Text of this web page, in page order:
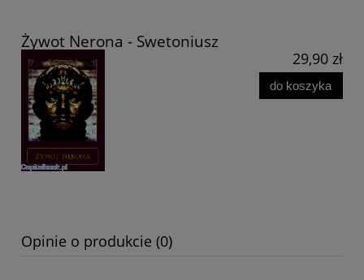
Żywot Nerona - Swetoniusz
29,90 zł
do koszyka
Opinie o produkcie (0)